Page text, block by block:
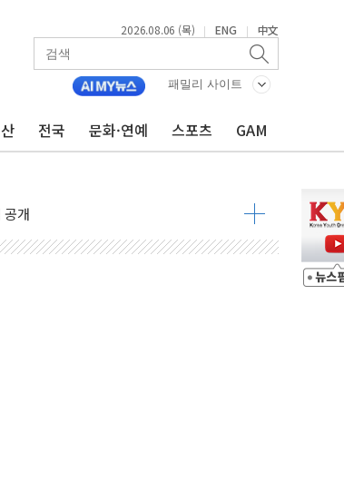
2026.08.06 (목) | ENG | 中文
패밀리 사이트
전국 문화·연예 스포츠 GAM
우려"
자 연합 균열 조짐
할인
이 다시 유행합니다.
, 한반도 지형서 FPV 공격훈련 공개
2000억 입찰 영향"
사·소방청 119안심콜 영문 영상 제작